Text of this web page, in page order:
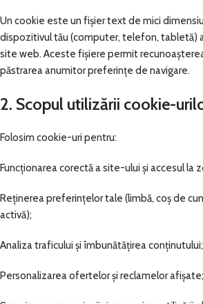
Un cookie este un fișier text de mici
dispozitivul tău (computer, telefon, tabletă)
site web. Aceste fișiere permit
păstrarea anumitor preferințe de navigare.
2. Scopul utilizării cookie-
Folosim cookie-uri pentru:
Funcționarea corectă a site-ului și accesul la
Reținerea preferințelor tale (limbă, coș de
activă);
Analiza traficului și îmbunătățirea conținutului;
Personalizarea ofertelor și reclamelor afișate;